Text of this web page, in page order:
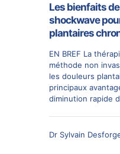
Les bienfaits
shockwave
plantaires
EN BREF La
méthode non
les douleurs
principaux
diminution rapide
Dr Sylvain